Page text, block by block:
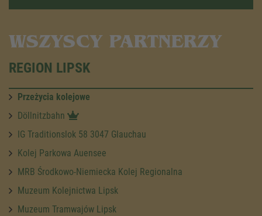
WSZYSCY PARTNERZY
REGION LIPSK
Przeżycia kolejowe
Döllnitzbahn
IG Traditionslok 58 3047 Glauchau
Kolej Parkowa Auensee
MRB Środkowo-Niemiecka Kolej Regionalna
Muzeum Kolejnictwa Lipsk
Muzeum Tramwajów Lipsk